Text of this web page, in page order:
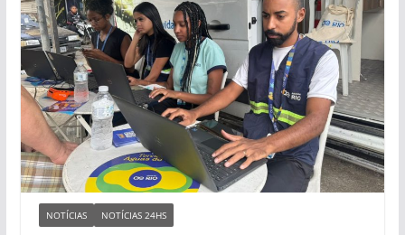
NOTÍCIAS NOTÍCIAS 24HS